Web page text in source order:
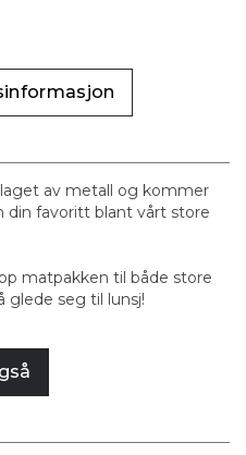
av metall og kommer
din favoritt blant vårt store
matpakken til både store
glede seg til lunsj!